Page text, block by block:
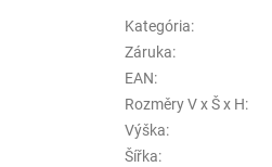
Kategória:
Záruka:
EAN:
Rozměry V x Š x H:
Výška:
Šířka: